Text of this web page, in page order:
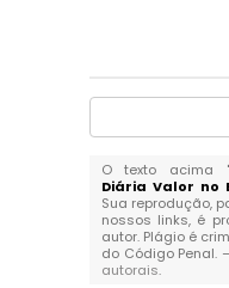
O texto acima "
Diária Valor no
Sua reprodução,
nossos links, é
autor. Plágio é
do Código Penal. –
autorais.